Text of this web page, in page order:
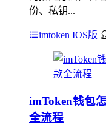
份、私钥...
imtoken IOS版
imToken钱包
全流程